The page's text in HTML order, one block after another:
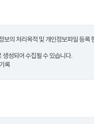
의 처리목적 및 개인정보파일 등록
성되어 수집될 수 있습니다.
록